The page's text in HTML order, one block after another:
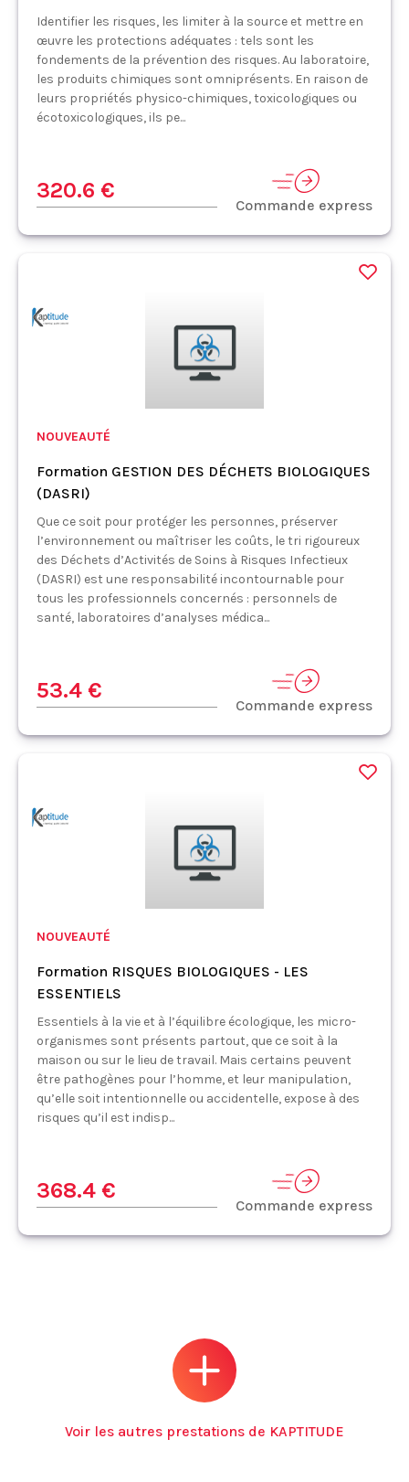
Identifier les risques, les limiter à la source et mettre en
œuvre les protections adéquates : tels sont les
fondements de la prévention des risques. Au laboratoire,
les produits chimiques sont omniprésents. En raison de
leurs propriétés physico-chimiques, toxicologiques ou
écotoxicologiques, ils pe...
320.6 €
Commande express
NOUVEAUTÉ
Formation GESTION DES DÉCHETS BIOLOGIQUES
(DASRI)
Que ce soit pour protéger les personnes, préserver
l’environnement ou maîtriser les coûts, le tri rigoureux
des Déchets d’Activités de Soins à Risques Infectieux
(DASRI) est une responsabilité incontournable pour
tous les professionnels concernés : personnels de
santé, laboratoires d’analyses médica...
53.4 €
Commande express
NOUVEAUTÉ
Formation RISQUES BIOLOGIQUES - LES
ESSENTIELS
Essentiels à la vie et à l’équilibre écologique, les micro-
organismes sont présents partout, que ce soit à la
maison ou sur le lieu de travail. Mais certains peuvent
être pathogènes pour l’homme, et leur manipulation,
qu’elle soit intentionnelle ou accidentelle, expose à des
risques qu’il est indisp...
368.4 €
Commande express
Voir les autres prestations de KAPTITUDE